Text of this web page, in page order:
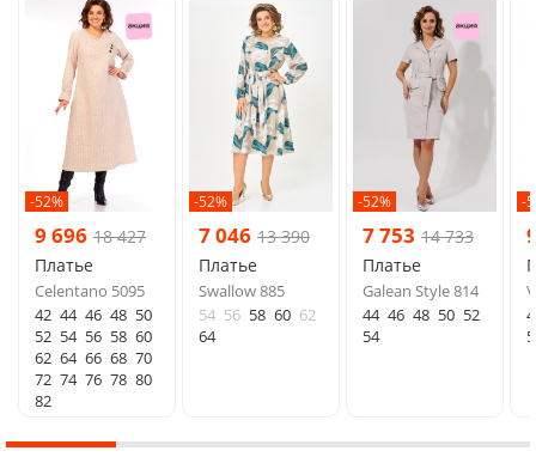
-52%
9 696 18 427
Платье
Celentano 5095
42 44 46 48 50
52 54 56 58 60
62 64 66 68 70
72 74 76 78 80
82
-52%
7 046 13 390
Платье
Swallow 885
54 56 58 60 62
64
-52%
7 753 14 733
Платье
Galean Style 814
44 46 48 50 52
54
-